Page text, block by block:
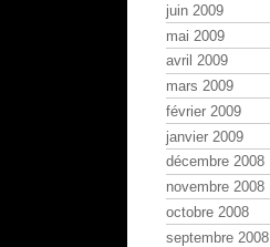
juin 2009
mai 2009
avril 2009
mars 2009
février 2009
janvier 2009
décembre 2008
novembre 2008
octobre 2008
septembre 2008